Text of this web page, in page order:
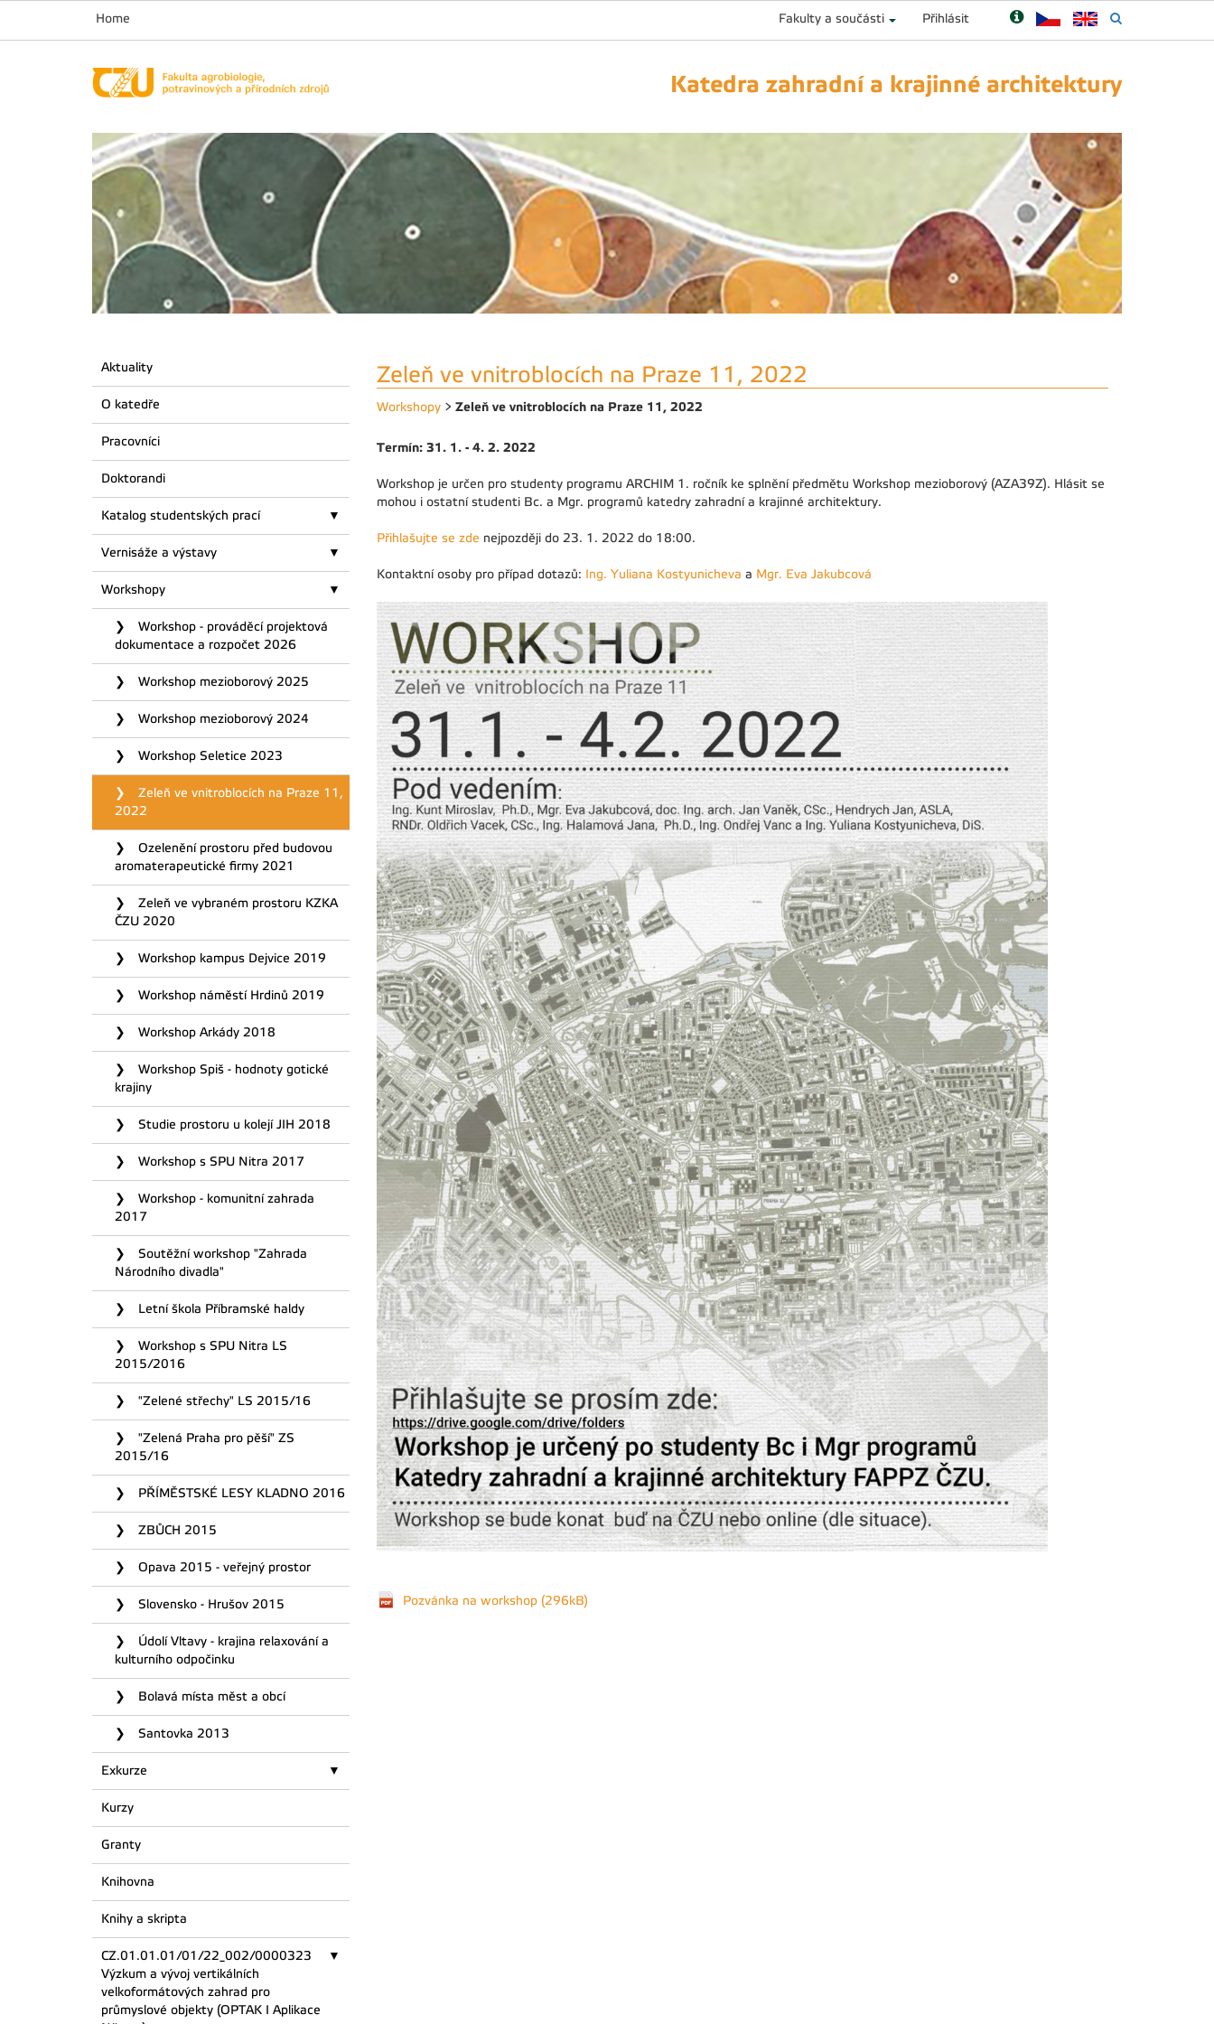
Home Fakulty a součásti Přihlásit
Katedra zahradní a krajinné architektury
Aktuality
O katedře
Pracovníci
Doktorandi
Katalog studentských prací
Vernisáže a výstavy
Workshopy
Workshop - prováděcí projektová
dokumentace a rozpočet 2026
Workshop mezioborový 2025
Workshop mezioborový 2024
Workshop Seletice 2023
Zeleň ve vnitroblocích na Praze 11,
2022
Ozelenění prostoru před budovou
aromaterapeutické firmy 2021
Zeleň ve vybraném prostoru KZKA
ČZU 2020
Workshop kampus Dejvice 2019
Workshop náměstí Hrdinů 2019
Workshop Arkády 2018
Workshop Spiš - hodnoty gotické
krajiny
Studie prostoru u kolejí JIH 2018
Workshop s SPU Nitra 2017
Workshop - komunitní zahrada
2017
Soutěžní workshop "Zahrada
Národního divadla"
Letní škola Příbramské haldy
Workshop s SPU Nitra LS
2015/2016
"Zelené střechy" LS 2015/16
"Zelená Praha pro pěší" ZS
2015/16
PŘÍMĚSTSKÉ LESY KLADNO 2016
ZBŮCH 2015
Opava 2015 - veřejný prostor
Slovensko - Hrušov 2015
Údolí Vltavy - krajina relaxování a
kulturního odpočinku
Bolavá místa měst a obcí
Santovka 2013
Exkurze
Kurzy
Granty
Knihovna
Knihy a skripta
CZ.01.01.01/01/22_002/0000323
Výzkum a vývoj vertikálních
velkoformátových zahrad pro
průmyslové objekty (OPTAK I Aplikace
Zeleň ve vnitroblocích na Praze 11, 2022
Workshopy > Zeleň ve vnitroblocích na Praze 11, 2022
Termín: 31. 1. - 4. 2. 2022
Workshop je určen pro studenty programu ARCHIM 1. ročník ke splnění předmětu Workshop mezioborový (AZA39Z). Hlásit se
mohou i ostatní studenti Bc. a Mgr. programů katedry zahradní a krajinné architektury.
Přihlašujte se zde nejpozději do 23. 1. 2022 do 18:00.
Kontaktní osoby pro případ dotazů: Ing. Yuliana Kostyunicheva a Mgr. Eva Jakubcová
Pozvánka na workshop (296kB)